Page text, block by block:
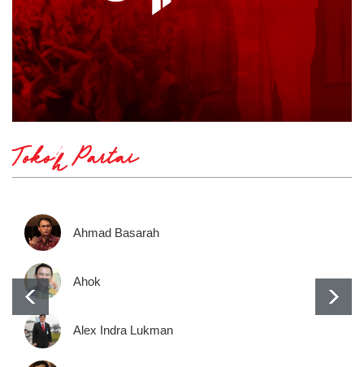
Tokoh Partai
Ahmad Basarah
Ahok
Alex Indra Lukman